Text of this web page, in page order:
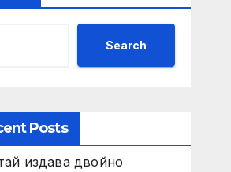
Search
Posts
издава двойно